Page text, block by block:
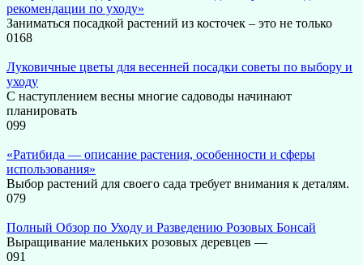
рекомендации по уходу»
Заниматься посадкой растений из косточек – это не только
0168
Луковичные цветы для весенней посадки советы по выбору и
уходу
С наступлением весны многие садоводы начинают
планировать
099
«Ратибида — описание растения, особенности и сферы
использования»
Выбор растений для своего сада требует внимания к деталям.
079
Полный Обзор по Уходу и Разведению Розовых Бонсай
Выращивание маленьких розовых деревцев —
091